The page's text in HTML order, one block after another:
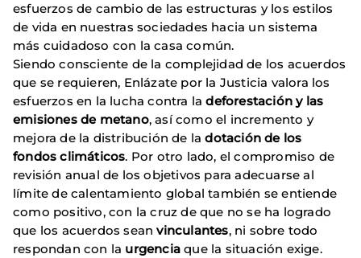
esfuerzos de cambio de las estructuras y los estilos
de vida en nuestras sociedades hacia un sistema
más cuidadoso con la casa común.
Siendo consciente de la complejidad de los acuerdos
que se requieren, Enlázate por la Justicia valora los
esfuerzos en la lucha contra la deforestación y las
emisiones de metano, así como el incremento y
mejora de la distribución de ladotación de los
fondos climáticos. Por otro lado, el compromiso de
revisión anual de los objetivos para adecuarse al
límite de calentamiento global también se entiende
como positivo, con la cruz de que no se ha logrado
que los acuerdos seanvinculantes, ni sobre todo
respondan con la urgenciaque la situación exige.